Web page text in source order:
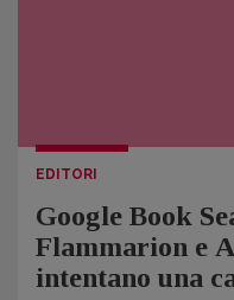
EDITORI
Google Book
Flammarion e
intentano una